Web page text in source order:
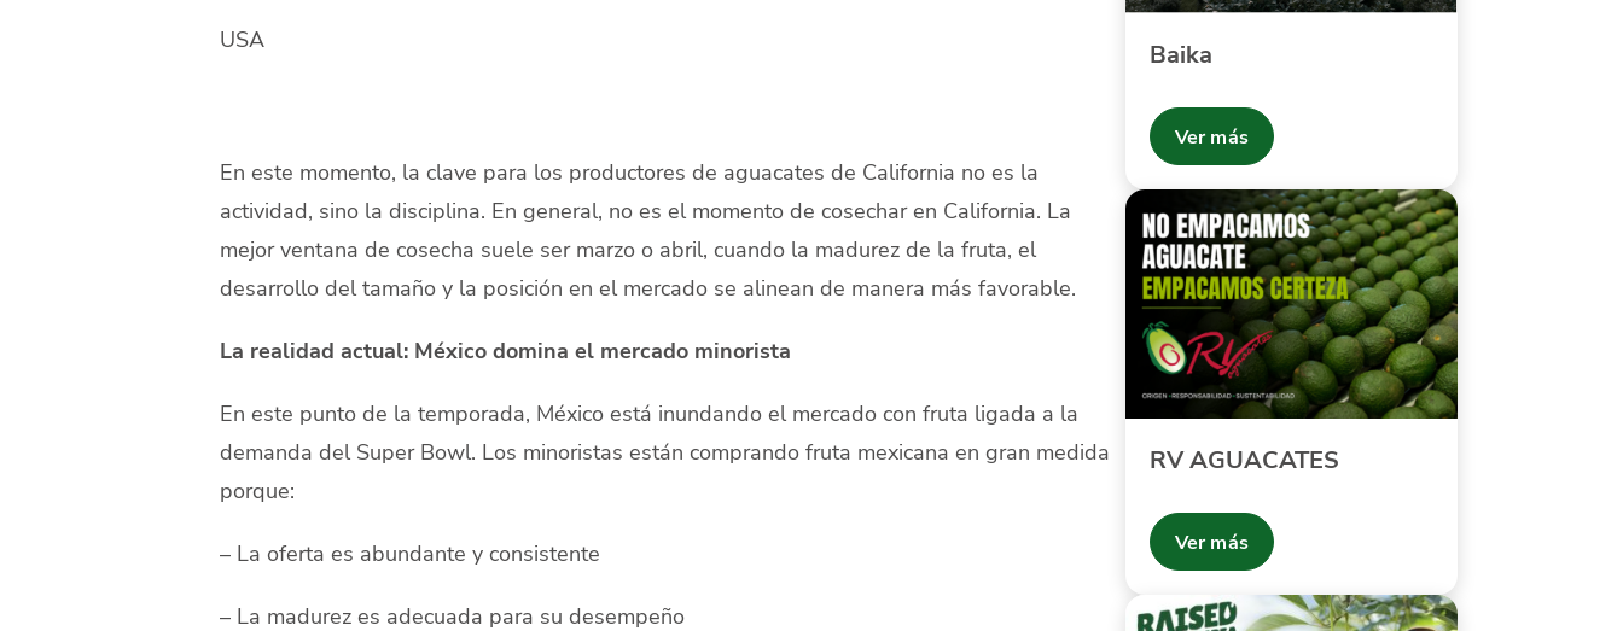
USA
En este momento, la clave para los productores de aguacates de California no es la
actividad, sino la disciplina. En general, no es el momento de cosechar en California. La
mejor ventana de cosecha suele ser marzo o abril, cuando la madurez de la fruta, el
desarrollo del tamaño y la posición en el mercado se alinean de manera más favorable.
La realidad actual: México domina el mercado minorista
En este punto de la temporada, México está inundando el mercado con fruta ligada a la
demanda del Super Bowl. Los minoristas están comprando fruta mexicana en gran medida
porque:
– La oferta es abundante y consistente
– La madurez es adecuada para su desempeño
Baika
Ver más
RV AGUACATES
Ver más